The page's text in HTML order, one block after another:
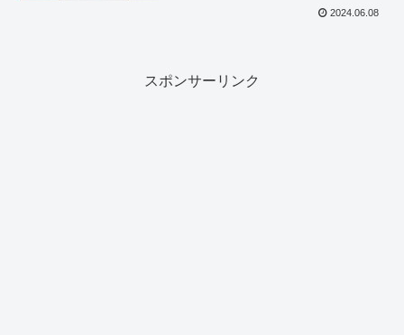
2024.06.08
スポンサーリンク